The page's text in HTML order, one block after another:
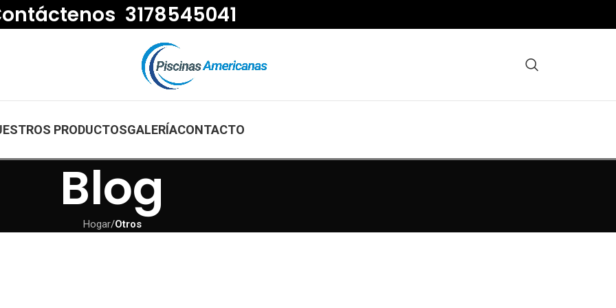
3178545041
PRODUCTOSGALERÍACONTACTO
Blog
Hogar/Otros